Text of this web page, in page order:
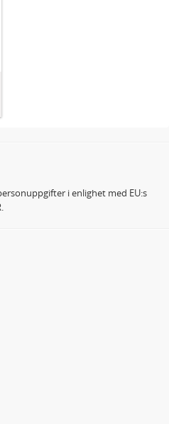
i enlighet med EU:s